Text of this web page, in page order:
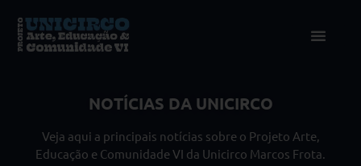
NOTÍCIAS DA UNICIRCO
Veja aqui a principais notícias sobre o Projeto Arte,
Educação e Comunidade VI da Unicirco Marcos Frota.